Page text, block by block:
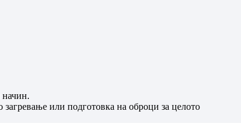
начин.
или подготовка на оброци за целото